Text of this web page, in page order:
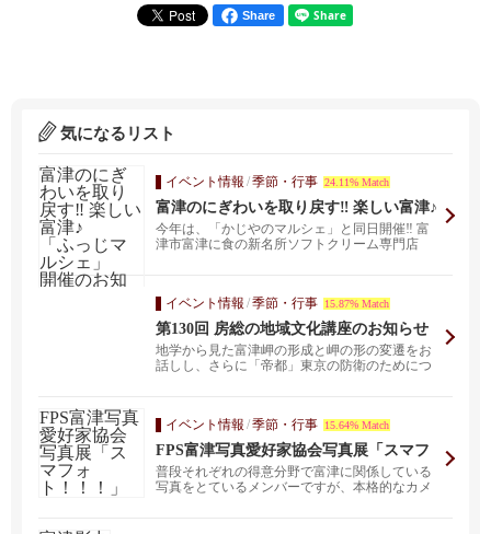
Share
気になるリスト
イベント情報 /季節・行事 24.11% Match
富津のにぎわいを取り戻す‼ 楽しい富津♪
「ふっじマルシェ」 開催のお知ら
せ‼
今年は、「かじやのマルシェ」と同日開催‼ 富
津市富津に食の新名所ソフトクリーム専門店
イベント情報 /季節・行事 15.87% Match
第130回 房総の地域文化講座のお知らせ
地学から見た富津岬の形成と岬の形の変遷をお
話しし、さらに「帝都」東京の防衛のためにつ
イベント情報 /季節・行事 15.64% Match
FPS富津写真愛好家協会写真展「スマフ
ォト！！！」
普段それぞれの得意分野で富津に関係している
写真をとているメンバーですが、本格的なカメ